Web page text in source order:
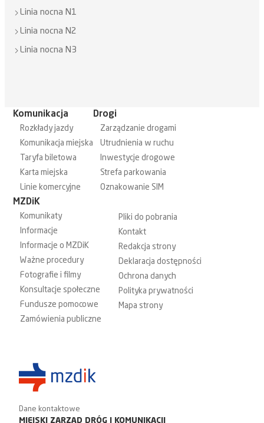
Linia nocna N1
Linia nocna N2
Linia nocna N3
Komunikacja
Rozkłady jazdy
Komunikacja miejska
Taryfa biletowa
Karta miejska
Linie komercyjne
Drogi
Zarządzanie drogami
Utrudnienia w ruchu
Inwestycje drogowe
Strefa parkowania
Oznakowanie SIM
MZDiK
Komunikaty
Informacje
Informacje o MZDiK
Ważne procedury
Fotografie i filmy
Konsultacje społeczne
Fundusze pomocowe
Zamówienia publiczne
Pliki do pobrania
Kontakt
Redakcja strony
Deklaracja dostępności
Ochrona danych
Polityka prywatności
Mapa strony
Dane kontaktowe
MIEJSKI ZARZĄD DRÓG I KOMUNIKACJI